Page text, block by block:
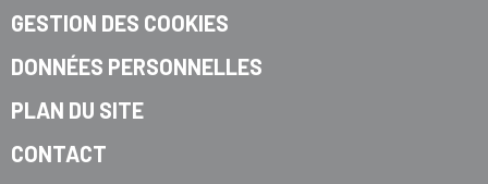
GESTION DES COOKIES
DONNÉES PERSONNELLES
PLAN DU SITE
CONTACT